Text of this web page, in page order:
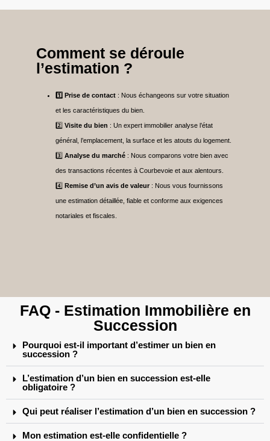
Comment se déroule
l’estimation ?
1️⃣ Prise de contact : Nous échangeons sur votre situation
et les caractéristiques du bien.
2️⃣ Visite du bien : Un expert immobilier analyse l’état
général, l’emplacement, la surface et les atouts du logement.
3️⃣ Analyse du marché : Nous comparons votre bien avec
des transactions récentes à Courbevoie et aux alentours.
4️⃣ Remise d’un avis de valeur : Nous vous fournissons
une estimation détaillée, fiable et conforme aux exigences
notariales et fiscales.
FAQ - Estimation Immobilière en
Succession
Pourquoi est-il important d’estimer un bien en
succession ?
L’estimation d’un bien en succession est-elle
obligatoire ?
Qui peut réaliser l’estimation d’un bien en succession ?
Mon estimation est-elle confidentielle ?